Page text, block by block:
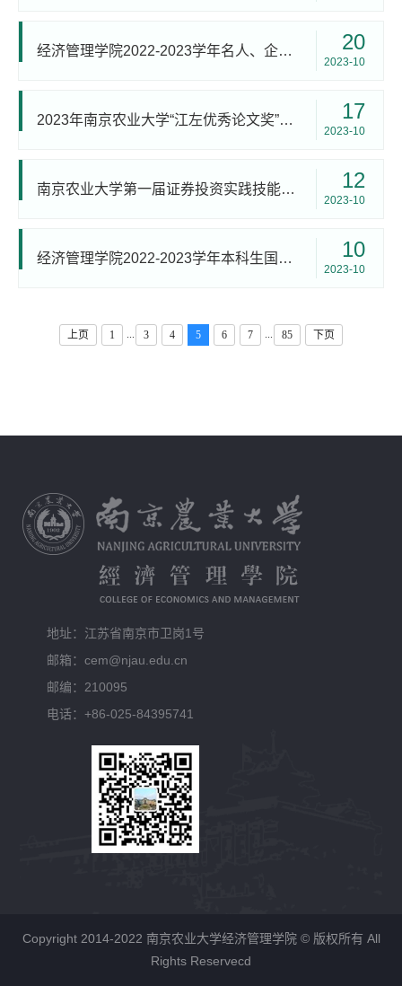
经济管理学院​2022-2023学年名人、企业奖学金拟推荐人选公示 20
2023-10
2023年南京农业大学“江左优秀论文奖”获奖人员公示 17
2023-10
南京农业大学第一届证券投资实践技能大赛决赛顺利举办 12
2023-10
经济管理学院​2022-2023学年本科生国家励志奖学金拟推荐人选公示 10
2023-10
上页 1 3 4 5 6 7 85 下页
地址：江苏省南京市卫岗1号
邮箱：cem@njau.edu.cn
邮编：210095
电话：+86-025-84395741
Copyright 2014-2022 南京农业大学经济管理学院 © 版权所有 All
Rights Reservecd